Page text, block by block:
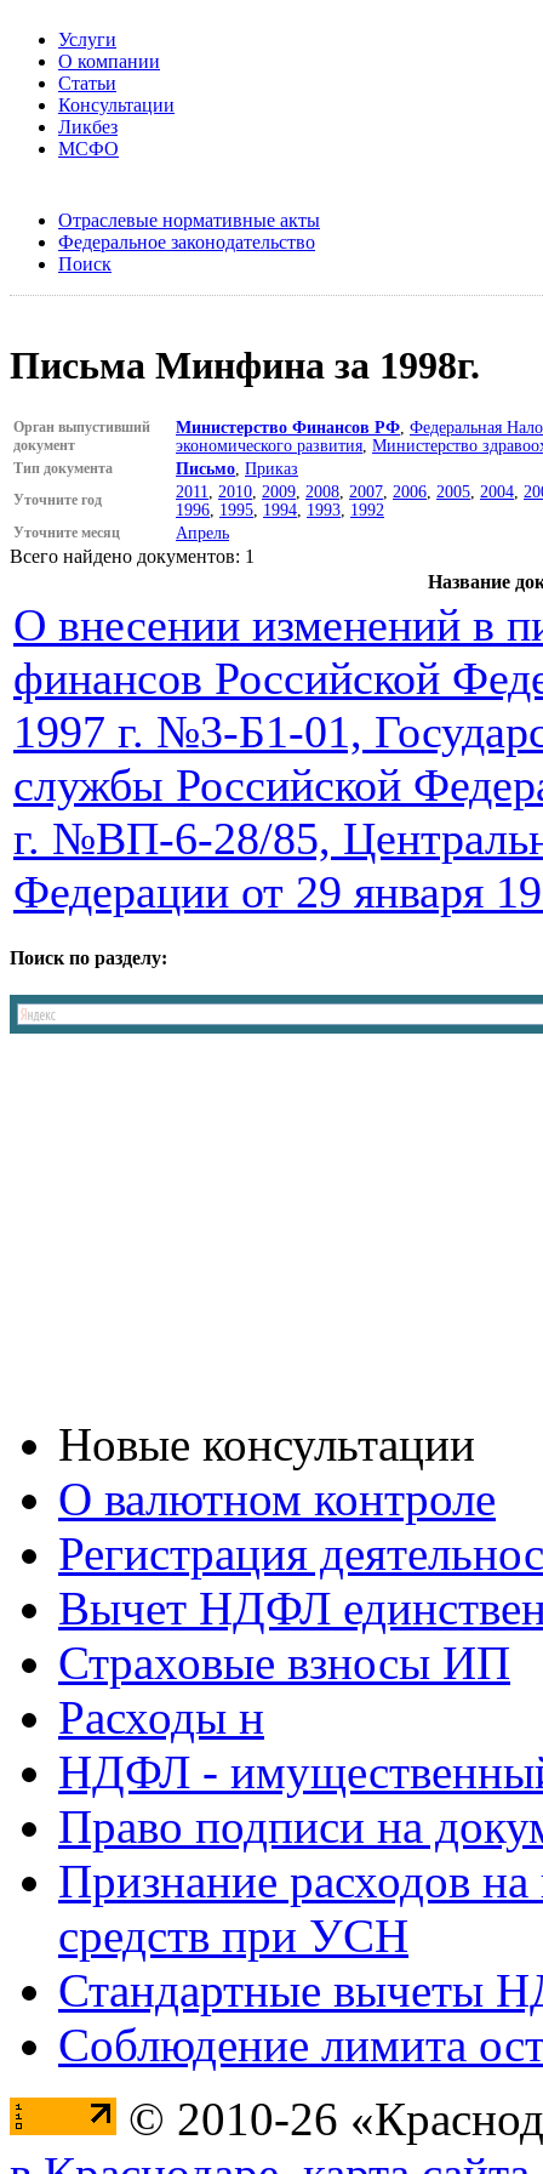
Услуги
О компании
Статьи
Консультации
Ликбез
МСФО
Отраслевые нормативные акты
Федеральное законодательство
Поиск
Письма Минфина за 1998г.
Орган выпустивший
документ
Министерство Финансов РФ Федеральная
экономического развития Министерство
Тип документа Письмо Приказ
Уточните год 2011 2010 2009 2008 2007 2006 2005 2004
1996 1995 1994 1993 1992
Уточните месяц Апрель
Всего найдено документов: 1
Название
О внесении изменений в
финансов Российской
1997 г. №3-Б1-01,
службы Российской
г. №ВП-6-28/85,
Федерации от 29 января
Поиск по разделу:
Новые консультации
О валютном контроле
Регистрация
Вычет НДФЛ
Страховые взносы ИП
Расходы н
НДФЛ -
Право подписи на
Признание расходов
средств при УСН
Стандартные вычеты
Соблюдение лимита
© 2010-26